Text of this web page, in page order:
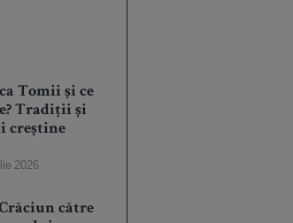
Tomii și ce
Tradiții și
creștine
2026
către